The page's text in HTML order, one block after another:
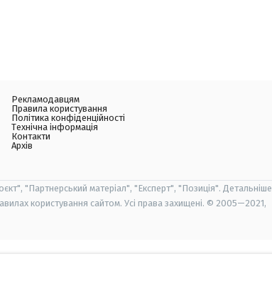
Рекламодавцям
Правила користування
Політика конфіденційності
Технічна інформація
Контакти
Архів
"Партнерський матеріал", "Експерт", "Позиція". Детальніше
користування сайтом. Усі права захищені. © 2005—2021,